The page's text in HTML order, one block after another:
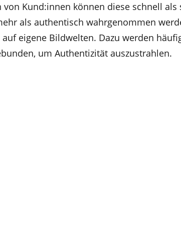
Kund:innen können diese schnell als
als authentisch wahrgenommen
eigene Bildwelten. Dazu werden
um Authentizität auszustrahlen.